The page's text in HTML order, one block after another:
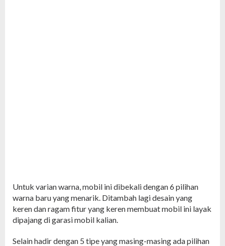
Untuk varian warna, mobil ini dibekali dengan 6 pilihan
warna baru yang menarik. Ditambah lagi desain yang
keren dan ragam fitur yang keren membuat mobil ini layak
dipajang di garasi mobil kalian.
Selain hadir dengan 5 tipe yang masing-masing ada pilihan